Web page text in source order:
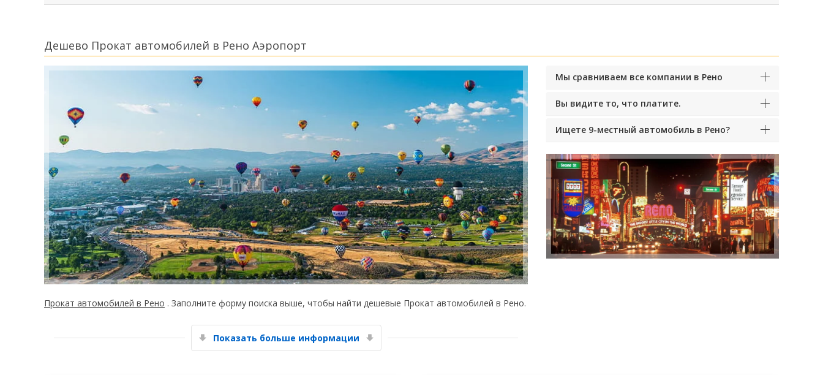
Лучшие сбережения
Получите доступ к эксклюзивным
предложениям партнёров
Дешево Прокат автомобилей в Рено Аэропорт
Прокат автомобилей в Рено . Заполните форму поиска выше, чтобы найти дешевые Прокат автомобилей в Рено.
Показать больше информации
Мы сравниваем все компании в Рено
Вы видите то, что платите.
Ищете 9-местный автомобиль в Рено?